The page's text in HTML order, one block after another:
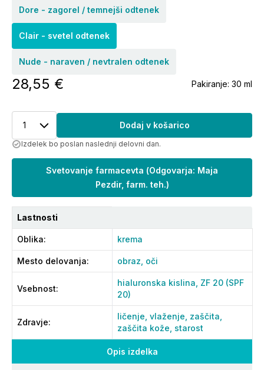
Opis izdelka
Dore - zagorel / temnejši odtenek
Clair - svetel odtenek
Nude - naraven / nevtralen odtenek
28,55 € Pakiranje: 30 ml
1 Dodaj v košarico
Izdelek bo poslan naslednji delovni dan.
Svetovanje farmacevta (Odgovarja: Maja
Pezdir, farm. teh.)
Lastnosti
Oblika: krema
Mesto delovanja: obraz, oči
Vsebnost:
hialuronska kislina, ZF 20 (SPF
20)
Zdravje:
ličenje, vlaženje, zaščita,
zaščita kože, starost